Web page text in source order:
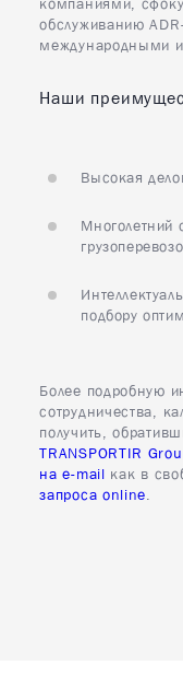
обслуживанию
международными
Наши
Высокая
Многолетний
подбору
Более подробную
сотрудничества,
получить,
TRANSPORTIR
на e-mail как в
запроса online.